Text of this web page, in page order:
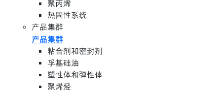
聚丙烯
热固性系统
产品集群
产品集群
粘合剂和密封剂
孚基础油
塑性体和弹性体
聚烯烃